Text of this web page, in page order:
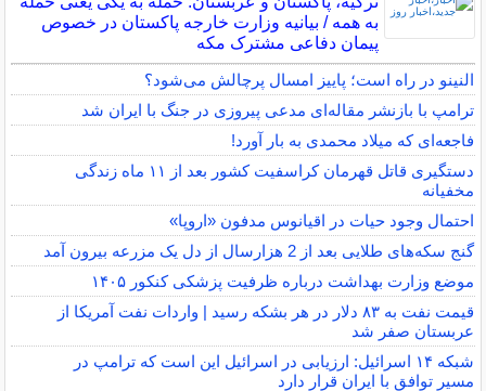
به همه / بیانیه وزارت خارجه پاکستان در خصوص
پیمان دفاعی مشترک مکه
النینو در راه است؛ پاییز امسال پرچالش می‌شود؟
ترامپ با بازنشر مقاله‌ای مدعی پیروزی در جنگ با ایران شد
فاجعه‌ای که میلاد محمدی به بار آورد!
دستگیری قاتل قهرمان کراسفیت کشور بعد از ۱۱ ماه زندگی
مخفیانه
احتمال وجود حیات در اقیانوس مدفون «اروپا»
گنج سکه‌های طلایی بعد از 2 هزارسال از دل یک مزرعه بیرون آمد
موضع وزارت بهداشت درباره ظرفیت پزشکی کنکور ۱۴۰۵
قیمت نفت به ۸۳ دلار در هر بشکه رسید | واردات نفت آمریکا از
عربستان صفر شد
شبکه ۱۴ اسرائیل: ارزیابی در اسرائیل این است که ترامپ در
مسیر توافق با ایران قرار دارد